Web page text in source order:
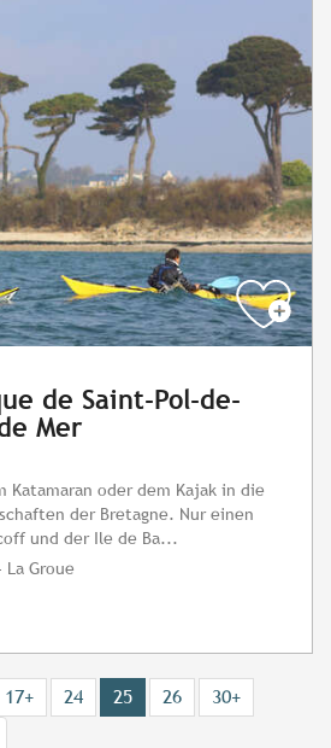
de Saint-Pol-de-
Mer
Katamaran oder dem Kajak in die
der Bretagne. Nur einen
und der Ile de Ba...
La Groue
17+ 24 25 26
30+